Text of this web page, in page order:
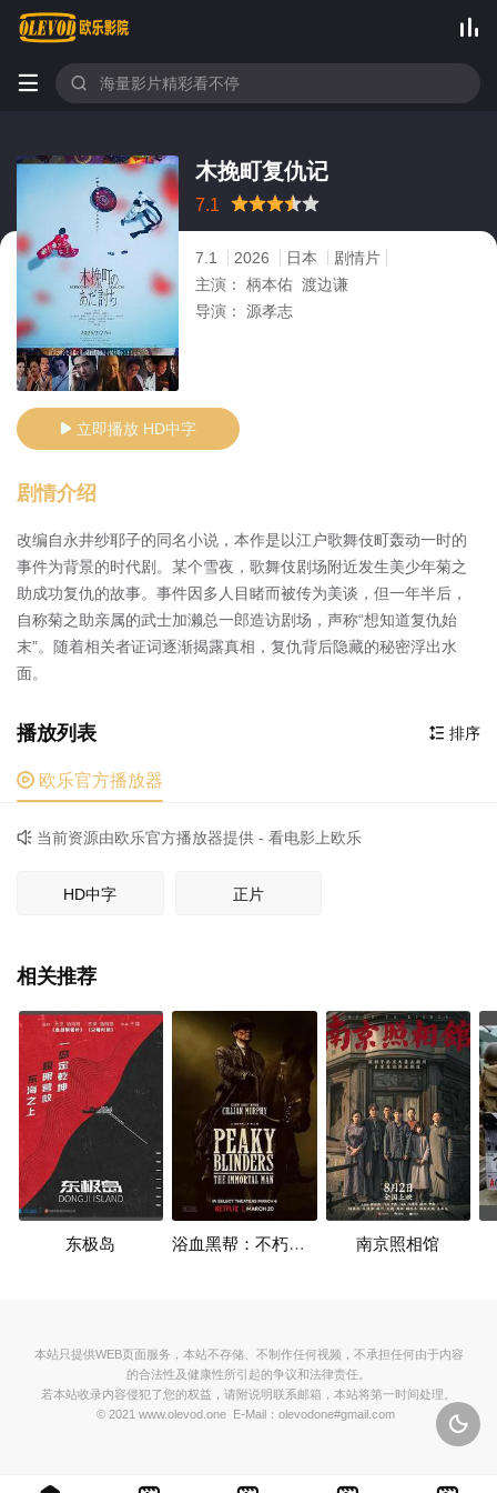

 
木挽町复仇记
7.1
很差较差还行推荐力荐
7.1 2026 日本
剧情片
主演：
柄本佑 渡边谦
导演：
源孝志
 立即播放 HD中字
剧情介绍
改编自永井纱耶子的同名小说，本作是以江户歌舞伎町轰动一时的
事件为背景的时代剧。某个雪夜，歌舞伎剧场附近发生美少年菊之
助成功复仇的故事。事件因多人目睹而被传为美谈，但一年半后，
自称菊之助亲属的武士加濑总一郎造访剧场，声称“想知道复仇始
末”。随着相关者证词逐渐揭露真相，复仇背后隐藏的秘密浮出水
面。
 排序
播放列表
 欧乐官方播放器
 当前资源由欧乐官方播放器提供 - 看电影上欧乐
HD中字 正片
相关推荐
东极岛 浴血黑帮：不朽传奇 南京照相馆

本站只提供WEB页面服务，本站不存储、不制作任何视频，不承担任何由于内容
的合法性及健康性所引起的争议和法律责任。
若本站收录内容侵犯了您的权益，请附说明联系邮箱，本站将第一时间处理。
© 2021 www.olevod.one E-Mail：olevodone#gmail.com